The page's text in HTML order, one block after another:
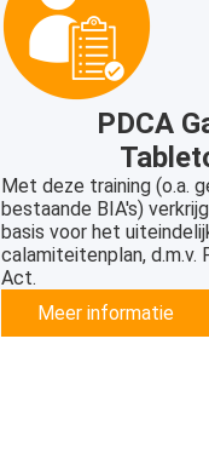
PDCA
Met deze training (o.a.
bestaande BIA's)
basis voor het
calamiteitenplan, d.m.v.
Act.
Meer informatie